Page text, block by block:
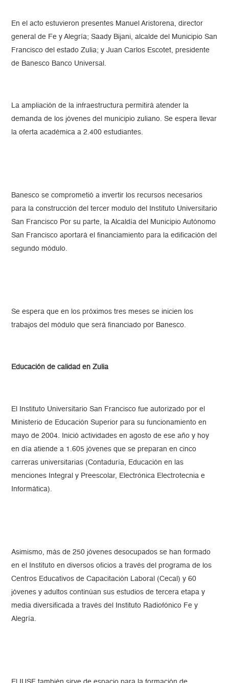
En el acto estuvieron presentes Manuel Aristorena, director
general de Fe y Alegría; Saady Bijani, alcalde del Municipio San
Francisco del estado Zulia; y Juan Carlos Escotet, presidente
de Banesco Banco Universal.
La ampliación de la infraestructura permitirá atender la
demanda de los jóvenes del municipio zuliano. Se espera llevar
la oferta académica a 2.400 estudiantes.
Banesco se comprometió a invertir los recursos necesarios
para la construcción del tercer modulo del Instituto Universitario
San Francisco Por su parte, la Alcaldía del Municipio Autónomo
San Francisco aportará el financiamiento para la edificación del
segundo módulo.
Se espera que en los próximos tres meses se inicien los
trabajos del módulo que será financiado por Banesco.
Educación de calidad en Zulia
El Instituto Universitario San Francisco fue autorizado por el
Ministerio de Educación Superior para su funcionamiento en
mayo de 2004. Inició actividades en agosto de ese año y hoy
en día atiende a 1.605 jóvenes que se preparan en cinco
carreras universitarias (Contaduría, Educación en las
menciones Integral y Preescolar, Electrónica Electrotecnia e
Informática).
Asimismo, más de 250 jóvenes desocupados se han formado
en el Instituto en diversos oficios a través del programa de los
Centros Educativos de Capacitación Laboral (Cecal) y 60
jóvenes y adultos continúan sus estudios de tercera etapa y
media diversificada a través del Instituto Radiofónico Fe y
Alegría.